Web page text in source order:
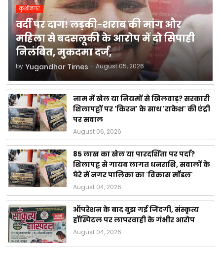
कुशीनगर
वर्दी पर दाग! लड़की-शराब की मांग और
महिला से बदसलूकी के आरोप में दो सिपाही
निलंबित, मुकदमा दर्ज,
by Yugandhar Times - August 05, 2026
नाम में खेल या नियमों से खिलवाड़? सरकारी
शिलापट्टों पर 'किरन' के साथ 'राकेश' की एंट्री
पर सवाल
August 06, 2026
85 लाख का खेल या पारदर्शिता पर पर्दा?
शिलापट्ट से गायब लागत धनराशि, सवालों के
घेरे में नगर पालिका का 'विकास मॉडल'
August 04, 2026
ऑपरेशन के बाद बुझ गई जिंदगी, संस्कृत्य
हॉस्पिटल पर लापरवाही के गंभीर आरोप
August 04, 2026